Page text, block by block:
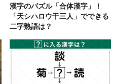
漢字のパズル「合体漢字」！
「天シハロウ干三人」でできる
二字熟語は？